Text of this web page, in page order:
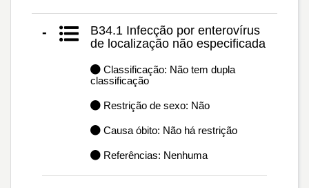
-
B34.1 Infecção por enterovírus
de localização não especificada
Classificação: Não tem dupla
classificação
Restrição de sexo: Não
Causa óbito: Não há restrição
Referências: Nenhuma